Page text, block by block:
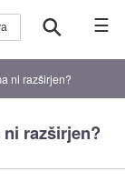
☰
ni razširjen?
ni razširjen?